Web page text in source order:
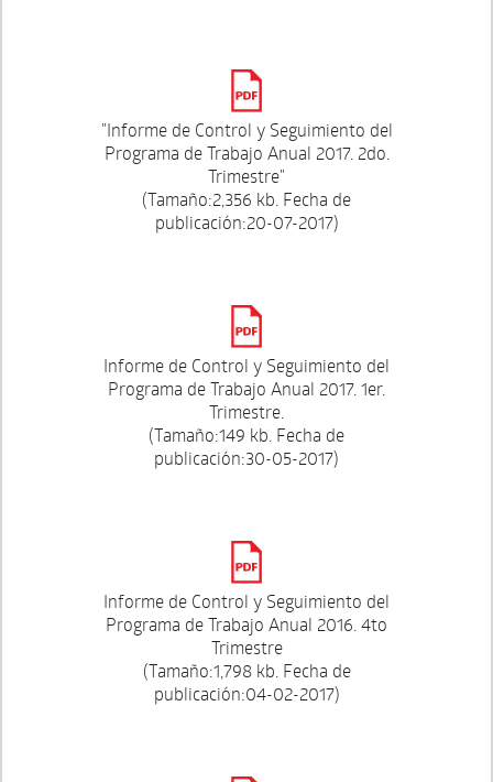
"Informe de Control y Seguimiento del
Programa de Trabajo Anual 2017. 2do.
Trimestre"
(Tamaño:2,356 kb. Fecha de
publicación:20-07-2017)
Informe de Control y Seguimiento del
Programa de Trabajo Anual 2017. 1er.
Trimestre.
(Tamaño:149 kb. Fecha de
publicación:30-05-2017)
Informe de Control y Seguimiento del
Programa de Trabajo Anual 2016. 4to
Trimestre
(Tamaño:1,798 kb. Fecha de
publicación:04-02-2017)